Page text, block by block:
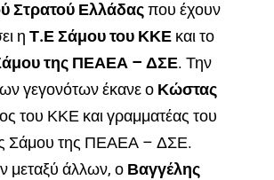
Στρατού Ελλάδαςπου έχουν
η Τ.Ε Σάμου του ΚΚΕ και το
της ΠΕΑΕΑ – ΔΣΕ. Την
γεγονότων έκανε ο Κώστας
του ΚΚΕ και γραμματέας του
Σάμου της ΠΕΑΕΑ – ΔΣΕ.
μεταξύ άλλων, ο Βαγγέλης